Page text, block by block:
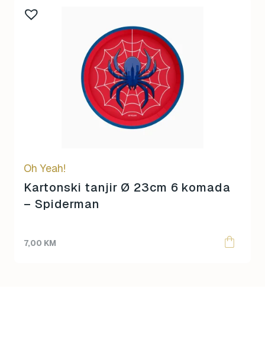
Oh Yeah!
Kartonski tanjir Ø 23cm 6 komada
– Spiderman
7,00 KM